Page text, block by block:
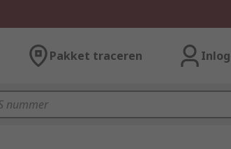
Pakket traceren